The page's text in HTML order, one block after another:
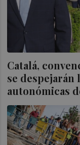
Catalá,
se despejarán
autonómicas